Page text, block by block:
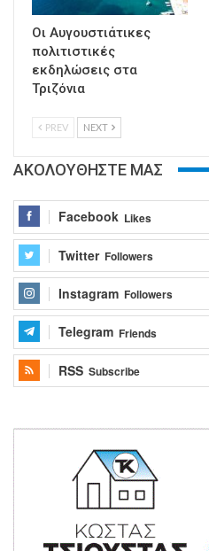
Οι Αυγουστιάτικες
πολιτιστικές
εκδηλώσεις στα
Τριζόνια
PREV NEXT
ΑΚΟΛΟΥΘΗΣΤΕ ΜΑΣ
Facebook Likes
Twitter Followers
Instagram Followers
Telegram Friends
RSS Subscribe